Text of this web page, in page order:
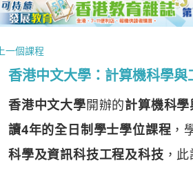
一個課程
香港中文大學：計算機科學與
香港中文大學開辦的計算機科
讀4年的全日制學士學位課程 ，
科學及資訊科技工程及科技 ，